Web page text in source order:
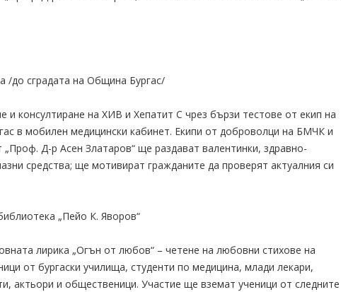
/до сградата на Община Бургас/
и консултиране на ХИВ и Хепатит С чрез бързи тестове от екип на
в мобилен медицински кабинет. Екипи от доброволци на БМЧК и
Д-р Асен Златаров“ ще раздават валентинки, здравно-
средства; ще мотивират гражданите да проверят актуалния си
„Пейо К. Яворов“
лирика „Огън от любов“ – четене на любовни стихове на
от бургаски училища, студенти по медицина, млади лекари,
актьори и общественици. Участие ще вземат ученици от следните